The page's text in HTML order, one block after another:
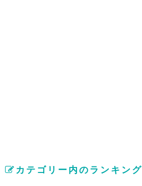
カテゴリー内のランキング